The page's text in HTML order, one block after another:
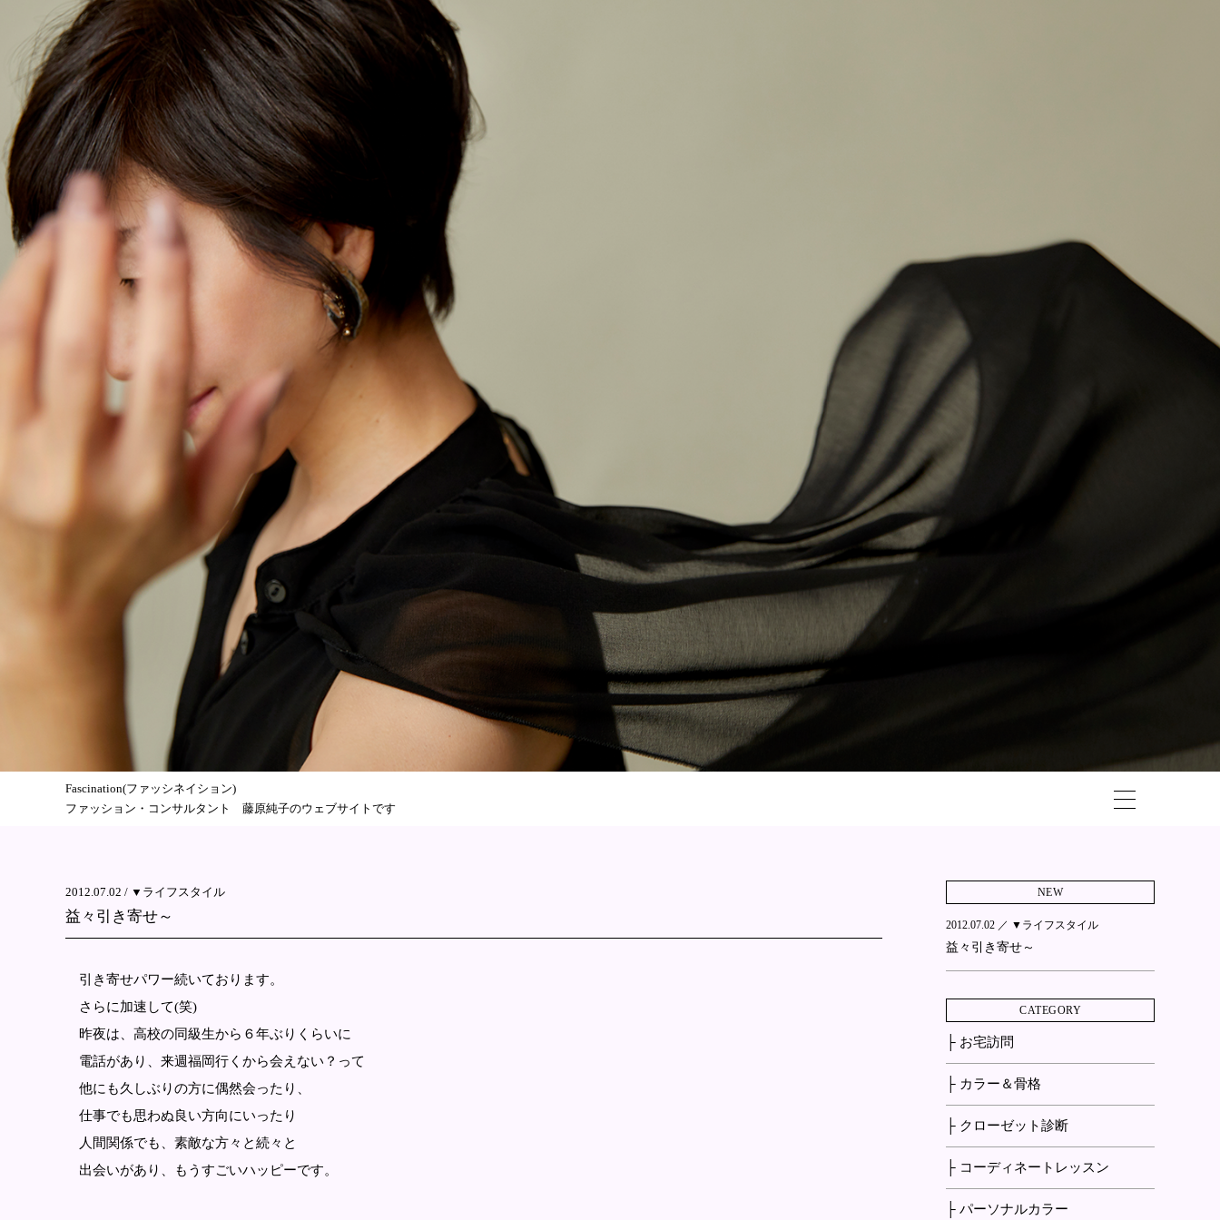
Fascination(ファッシネイション)
ファッション・コンサルタント 藤原純子のウェブサイトです
2012.07.02 / ▼ライフスタイル
益々引き寄せ～
引き寄せパワー続いております。
さらに加速して(笑)
昨夜は、高校の同級生から６年ぶりくらいに
電話があり、来週福岡行くから会えない？って
他にも久しぶりの方に偶然会ったり、
仕事でも思わぬ良い方向にいったり
人間関係でも、素敵な方々と続々と
出会いがあり、もうすごいハッピーです。
NEW
2012.07.02 ／ ▼ライフスタイル
益々引き寄せ～
CATEGORY
├ お宅訪問
├ カラー＆骨格
├ クローゼット診断
├ コーディネートレッスン
├ パーソナルカラー